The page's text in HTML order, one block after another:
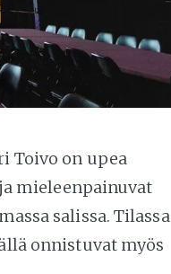
Toivo on upea
mieleenpainuvat
salissa. Tilassa
onnistuvat myös